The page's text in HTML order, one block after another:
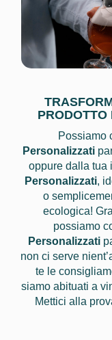
PRODOTTO
Possiamo
Personalizzati
oppure dalla tua
Personalizzati,
o
ecologica!
possiamo
Personalizzati
non ci serve
te le
siamo abituati a
Mettici alla